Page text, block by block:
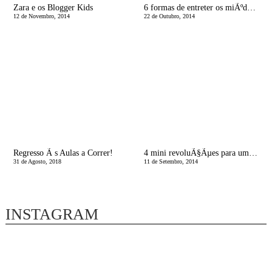
Zara e os Blogger Kids
12 de Novembro, 2014
6 formas de entreter os miÃºdos quando queremos fazer o jantar
22 de Outubro, 2014
Regresso Ã s Aulas a Correr!
31 de Agosto, 2018
4 mini revoluÃ§Ãµes para um regresso Ã s rotinas tranquilo
11 de Setembro, 2014
INSTAGRAM